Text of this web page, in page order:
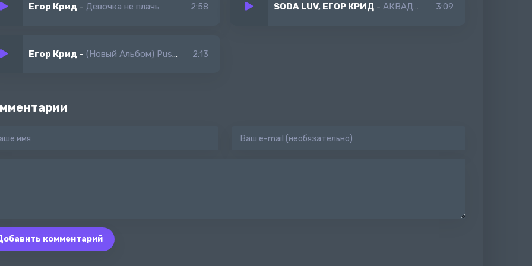
Егор Крид - Девочка не плачь 2:58 SODA LUV, ЕГОР КРИД -АКВАДИСКОТЕКА 3:09
Егор Крид - (Новый Альбом) Pussy boy 2:13
комментарий